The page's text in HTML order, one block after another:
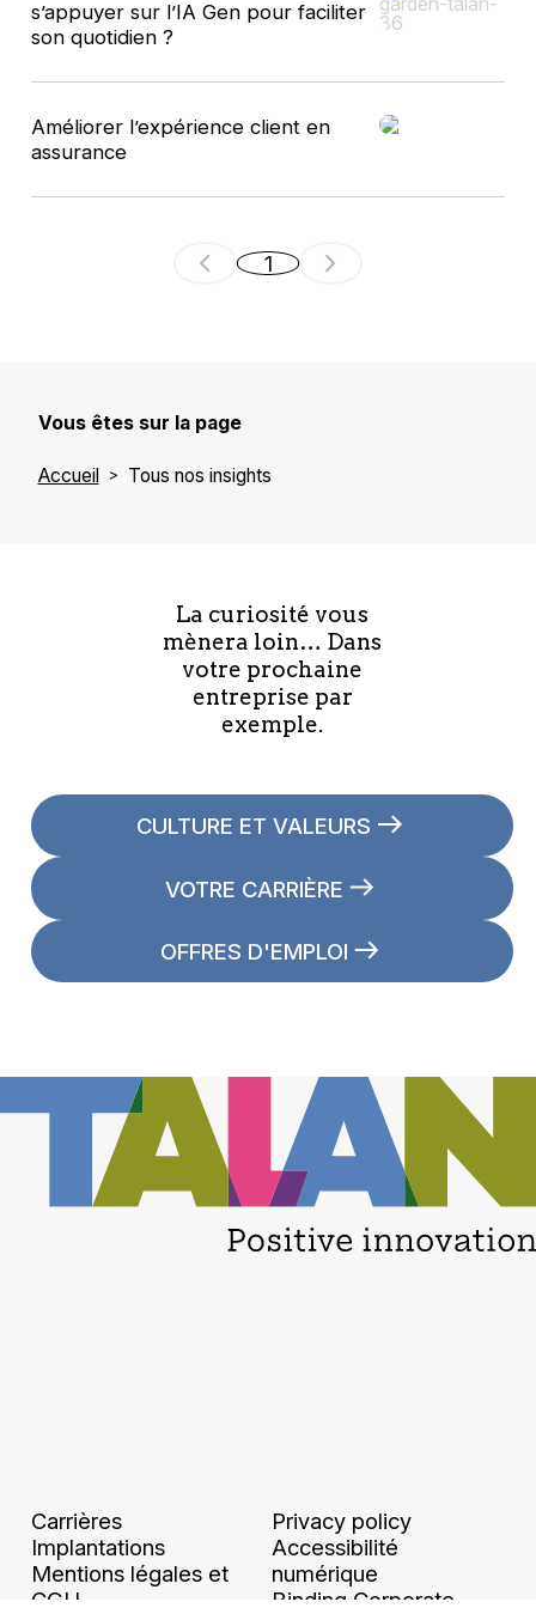
s’appuyer sur l’IA Gen pour faciliter
son quotidien ?
Améliorer l’expérience client en
assurance
1
Vous êtes sur la page
Accueil Tous nos insights
La curiosité vous
mènera loin… Dans
votre prochaine
entreprise par
exemple.
CULTURE ET VALEURS
VOTRE CARRIÈRE
OFFRES D'EMPLOI
Carrières
Implantations
Mentions légales et
CGU
Privacy policy
Accessibilité
numérique
Binding Corporate